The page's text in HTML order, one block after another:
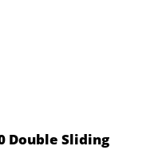
Double Sliding